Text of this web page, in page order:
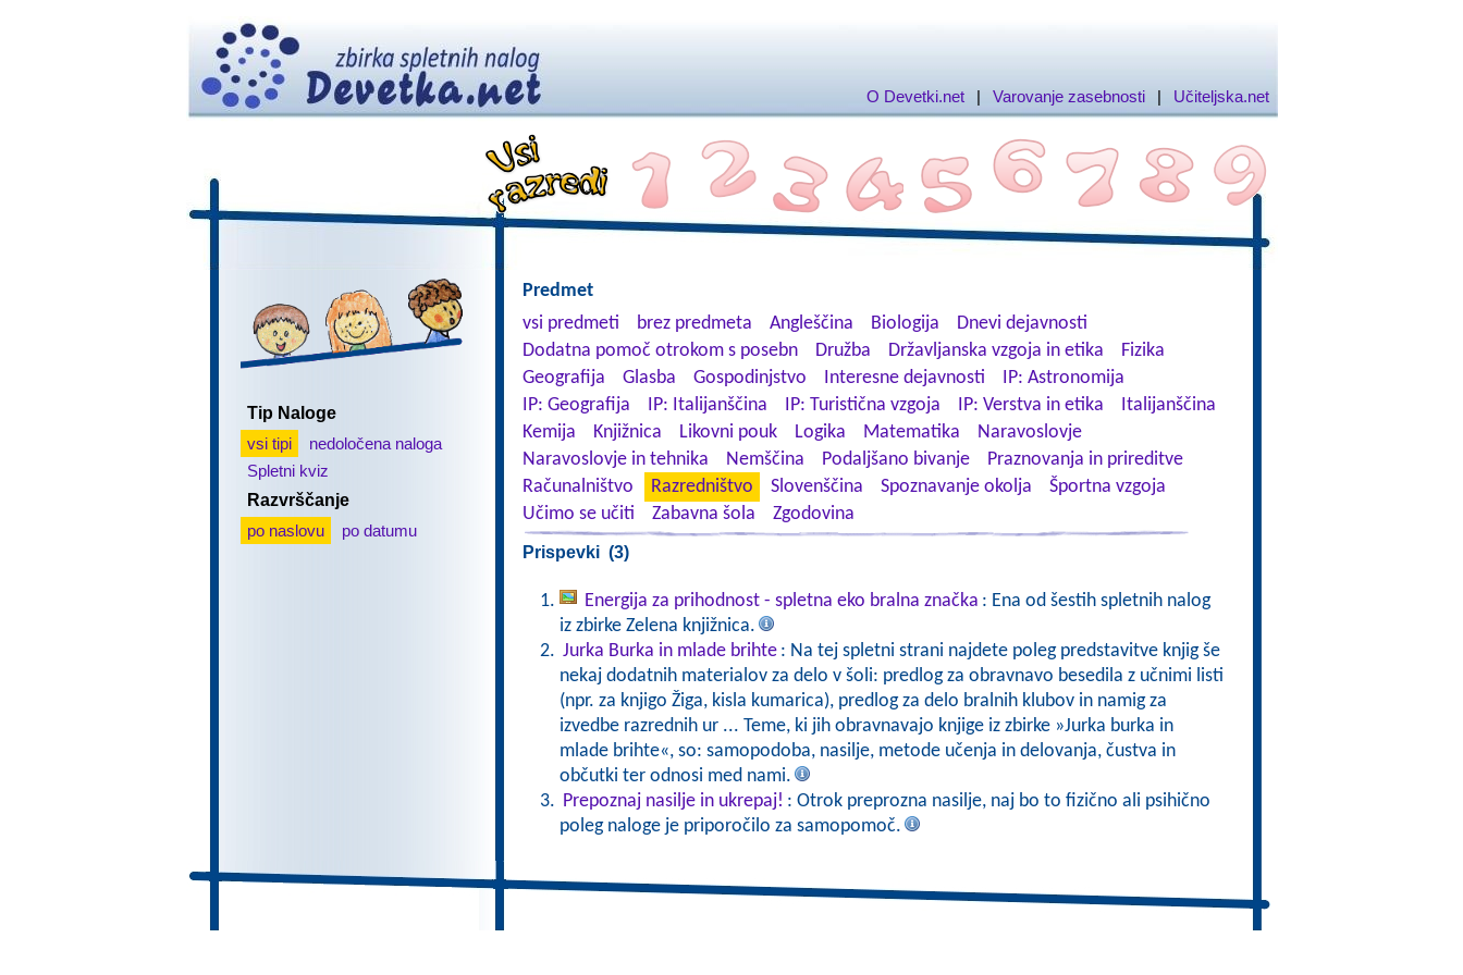
O Devetki.net | Varovanje zasebnosti | Učiteljska.net
Tip Naloge
vsi tipi
nedoločena naloga
Spletni kviz
Razvrščanje
po naslovu
po datumu
Predmet
vsi predmeti
brez predmeta Angleščina Biologija
Dnevi dejavnosti
Dodatna pomoč otrokom s posebn
Družba Državljanska vzgoja in etika
Fizika
Geografija
Glasba Gospodinjstvo Interesne dejavnosti
IP: Astronomija
IP: Geografija
IP: Italijanščina IP: Turistična vzgoja IP: Verstva in etika
Italijanščina
Kemija
Knjižnica Likovni pouk Logika Matematika
Naravoslovje
Naravoslovje in tehnika
Nemščina Podaljšano bivanje
Praznovanja in prireditve
Računalništvo
Razredništvo Slovenščina Spoznavanje okolja
Športna vzgoja
Učimo se učiti
Zabavna šola Zgodovina
Prispevki (3)
Energija za prihodnost - spletna eko bralna značka : Ena od šestih spletnih nalog
iz zbirke Zelena knjižnica.
Jurka Burka in mlade brihte : Na tej spletni strani najdete poleg predstavitve knjig še
nekaj dodatnih materialov za delo v šoli: predlog za obravnavo besedila z učnimi listi
(npr. za knjigo Žiga, kisla kumarica), predlog za delo bralnih klubov in namig za
izvedbe razrednih ur ... Teme, ki jih obravnavajo knjige iz zbirke »Jurka burka in
mlade brihte«, so: samopodoba, nasilje, metode učenja in delovanja, čustva in
občutki ter odnosi med nami.
Prepoznaj nasilje in ukrepaj! : Otrok preprozna nasilje, naj bo to fizično ali psihično
poleg naloge je priporočilo za samopomoč.